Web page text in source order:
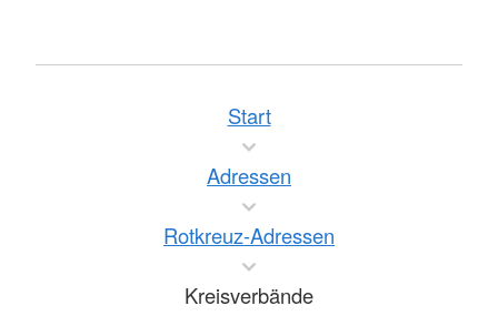
Start
Adressen
Rotkreuz-Adressen
Kreisverbände